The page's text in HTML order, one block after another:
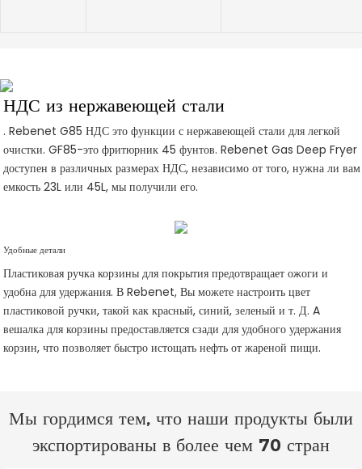
НДС из нержавеющей стали
. RebenetG85НДСэто функции с нержавеющей стали для легкой
очистки.GF85-это фритюрник 45 фунтов.Rebenet Gas Deep Fryer
доступен в различных размерах НДС, независимо от того, нужна ли вам
емкость 23L или 45L, мы получили его.
Удобные детали
Пластиковая ручка корзины для покрытия предотвращает ожоги и
удобна для удержания. В Rebenet, Вы можете настроить цвет
пластиковой ручки, такой как красный, синий, зеленый и т. Д.A
вешалка для корзиныпредоставляется сзади для удобного удержания
корзин, что позволяет быстро истощать нефть от жареной пищи.
Мы гордимся тем, что наши продукты были
экспортированы в более чем 70 стран